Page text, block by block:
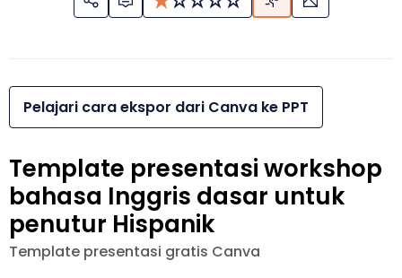
Pelajari cara ekspor dari Canva ke PPT
Template presentasi workshop
bahasa Inggris dasar untuk
penutur Hispanik
Template presentasi gratis Canva